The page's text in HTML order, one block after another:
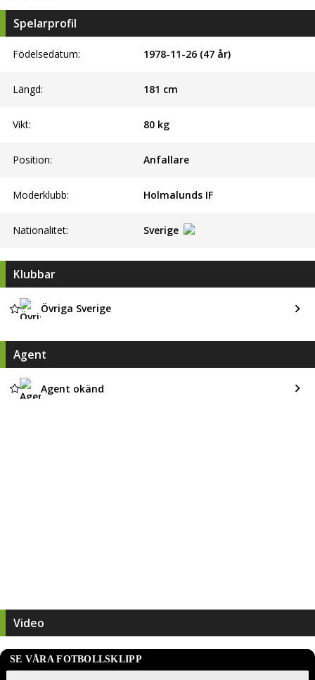
Spelarprofil
Födelsedatum: 1978-11-26 (47 år)
Längd: 181 cm
Vikt: 80kg
Position: Anfallare
Moderklubb: Holmalunds IF
Nationalitet: Sverige
Klubbar
Övriga Sverige
Agent
Agent okänd
Video
SE VÅRA FOTBOLLSKLIPP